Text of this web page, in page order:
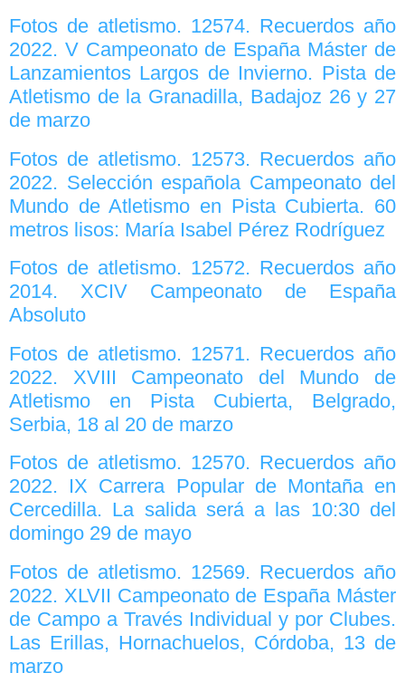
Fotos de atletismo. 12574. Recuerdos año
2022. V Campeonato de España Máster de
Lanzamientos Largos de Invierno. Pista de
Atletismo de la Granadilla, Badajoz 26 y 27
de marzo
Fotos de atletismo. 12573. Recuerdos año
2022. Selección española Campeonato del
Mundo de Atletismo en Pista Cubierta. 60
metros lisos: María Isabel Pérez Rodríguez
Fotos de atletismo. 12572. Recuerdos año
2014. XCIV Campeonato de España
Absoluto
Fotos de atletismo. 12571. Recuerdos año
2022. XVIII Campeonato del Mundo de
Atletismo en Pista Cubierta, Belgrado,
Serbia, 18 al 20 de marzo
Fotos de atletismo. 12570. Recuerdos año
2022. IX Carrera Popular de Montaña en
Cercedilla. La salida será a las 10:30 del
domingo 29 de mayo
Fotos de atletismo. 12569. Recuerdos año
2022. XLVII Campeonato de España Máster
de Campo a Través Individual y por Clubes.
Las Erillas, Hornachuelos, Córdoba, 13 de
marzo